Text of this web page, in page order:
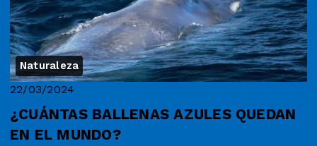
Naturaleza
22/03/2024
¿CUÁNTAS BALLENAS AZULES QUEDAN
EN EL MUNDO?